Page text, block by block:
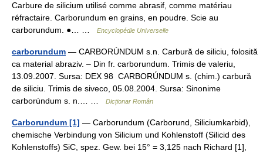
Carbure de silicium utilisé comme abrasif, comme matériau
réfractaire. Carborundum en grains, en poudre. Scie au
carborundum. ●… …
Encyclopédie Universelle
carborundum — CARBORÚNDUM s.n. Carbură de siliciu, folosită
ca material abraziv. – Din fr. carborundum. Trimis de valeriu,
13.09.2007. Sursa: DEX 98 CARBORÚNDUM s. (chim.) carbură
de siliciu. Trimis de siveco, 05.08.2004. Sursa: Sinonime
carborúndum s. n.… …
Dicționar Român
Carborundum [1] — Carborundum (Carborund, Siliciumkarbid),
chemische Verbindung von Silicium und Kohlenstoff (Silicid des
Kohlenstoffs) SiC, spez. Gew. bei 15° = 3,125 nach Richard [1],